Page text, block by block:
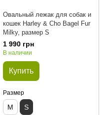
Овальный лежак для собак и
кошек Harley & Cho Bagel Fur
Milky, размер S
1 990 грн
В наличии
Купить
Размер
M S